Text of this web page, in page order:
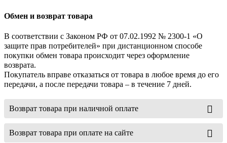
Обмен и возврат товара
В соответствии с Законом РФ от 07.02.1992 № 2300-1 «О
защите прав потребителей» при дистанционном способе
покупки обмен товара происходит через оформление
возврата.
Покупатель вправе отказаться от товара в любое время до его
передачи, а после передачи товара – в течение 7 дней.
Возврат товара при наличной оплате
Возврат товара при оплате на сайте